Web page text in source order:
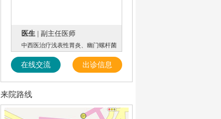
医生 | 副主任医师
中西医治疗浅表性胃炎、幽门螺杆菌
在线交流 出诊信息
来院路线